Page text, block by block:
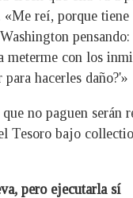
reí, porque tiene
meterme con los
para hacerles daño?'»
no paguen serán
Tesoro bajo
pero ejecutarla sí